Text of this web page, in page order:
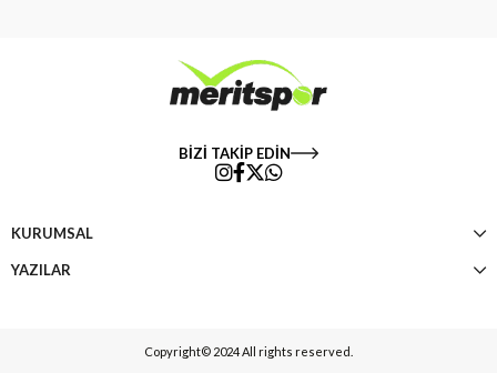
BİZİ TAKİP EDİN
KURUMSAL
YAZILAR
Copyright© 2024 All rights reserved.